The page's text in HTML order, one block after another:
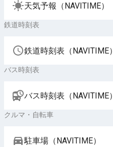
天気予報（NAVITIME）
鉄道時刻表
鉄道時刻表（NAVITIME）
バス時刻表
バス時刻表（NAVITIME）
クルマ・自転車
駐車場（NAVITIME）